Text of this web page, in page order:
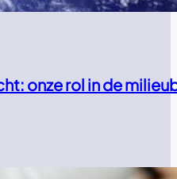
onze rol in de